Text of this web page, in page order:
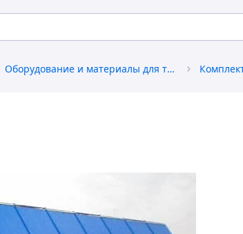
Оборудование и материалы для типографии